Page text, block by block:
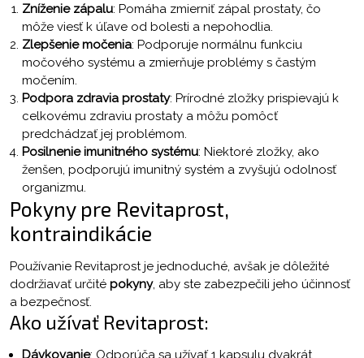
Zníženie zápalu: Pomáha zmierniť zápal prostaty, čo
môže viesť k úľave od bolesti a nepohodlia.
Zlepšenie močenia: Podporuje normálnu funkciu
močového systému a zmierňuje problémy s častým
močením.
Podpora zdravia prostaty: Prírodné zložky prispievajú k
celkovému zdraviu prostaty a môžu pomôcť
predchádzať jej problémom.
Posilnenie imunitného systému: Niektoré zložky, ako
ženšen, podporujú imunitný systém a zvyšujú odolnosť
organizmu.
Pokyny pre Revitaprost,
kontraindikácie
Používanie Revitaprost je jednoduché, avšak je dôležité
dodržiavať určité pokyny, aby ste zabezpečili jeho účinnosť
a bezpečnosť.
Ako užívať Revitaprost:
Dávkovanie: Odporúča sa užívať 1 kapsulu dvakrát